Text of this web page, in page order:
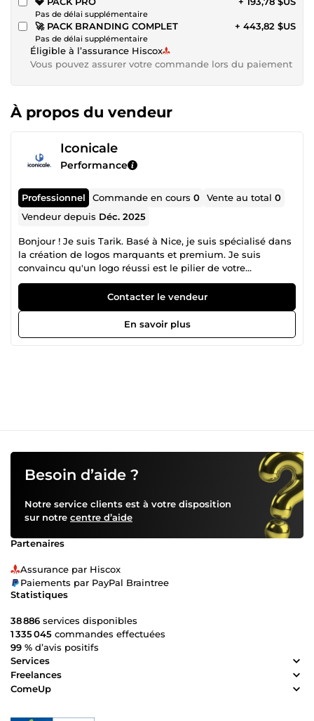
Pas de délai supplémentaire
🚀 PACK BRANDING COMPLET
Pas de délai supplémentaire
+ 443,82 $US
Éligible à l’assurance Hiscox
Vous pouvez assurer votre commande lors du paiement
À propos du vendeur
Iconicale
Performance
Professionnel Commande en cours0 Vente au total0
Vendeur depuis Déc. 2025
Bonjour ! Je suis Tarik. Basé à Nice, je suis spécialisé dans
la création de logos marquants et premium. Je suis
convaincu qu'un logo réussi est le pilier de votre
crédibilité. C'est pourquoi je ne laisse rien au hasard. Ma
mission est de piloter la création de vos actifs visuels pour
vous garantir un rendu moderne, minimaliste et
professionnel. En passant par mes services, vous
choisissez l'alliance parfaite entre exigence et rapidité : je
Contacter le vendeur
En savoir plus
Besoin d’aide ?
Notre service clients est à votre disposition
sur notre centre d’aide
Partenaires
Assurance par Hiscox
Paiements par PayPal Braintree
Statistiques
38 886 services disponibles
1 335 045 commandes effectuées
99 % d’avis positifs
Services
Freelances
ComeUp